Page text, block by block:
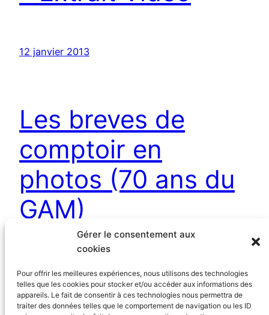
Gérer le consentement aux
cookies
Pour offrir les meilleures expériences, nous utilisons des technologies
telles que les cookies pour stocker et/ou accéder aux informations des
appareils. Le fait de consentir à ces technologies nous permettra de
traiter des données telles que le comportement de navigation ou les ID
12 janvier 2013
Les breves de
comptoir en
photos (70 ans du
GAM)
30 décembre 2012
← Page précédente